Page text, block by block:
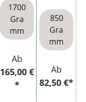
1700
Gra
mm
Ab
165,00 €
*
850
Gra
mm
Ab
82,50 €*